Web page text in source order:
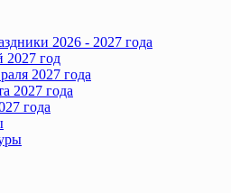
2026 - 2027 года
год
2027 года
2027 года
года